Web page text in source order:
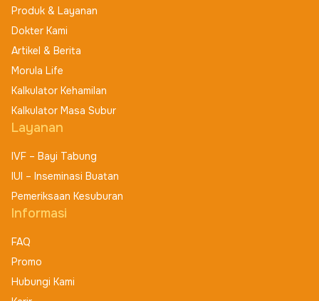
Produk & Layanan
Dokter Kami
Artikel & Berita
Morula Life
Kalkulator Kehamilan
Kalkulator Masa Subur
Layanan
IVF – Bayi Tabung
IUI – Inseminasi Buatan
Pemeriksaan Kesuburan
Informasi
FAQ
Promo
Hubungi Kami